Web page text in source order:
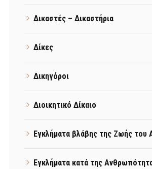
Δικαστές – Δικαστήρια
Δίκες
Δικηγόροι
Διοικητικό Δίκαιο
Εγκλήματα βλάβης της Ζωής του
Εγκλήματα κατά της